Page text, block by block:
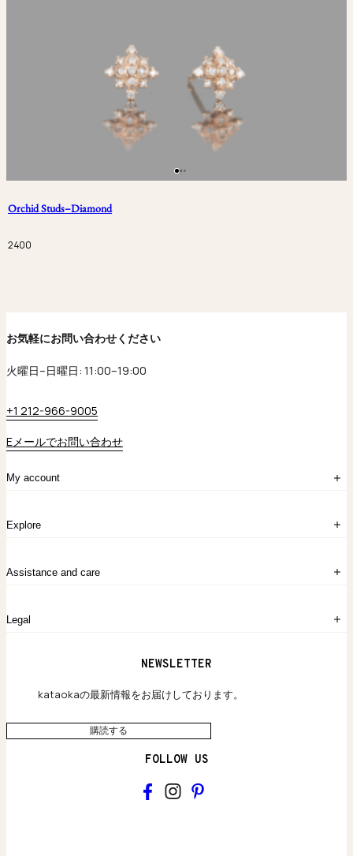
Orchid Studs–Diamond
2400
My account
アカウント作成
お問い合わせ
Explore
kataokaについて
Chronicles
Assistance and care
Legal
アクセシビリティ方針
お気軽にお問い合わせください
火曜日–日曜日: 11:00–19:00
+1 212-966-9005
Eメールでお問い合わせ
NEWSLETTER
kataokaの最新情報をお届けしております。
購読する
FOLLOW US